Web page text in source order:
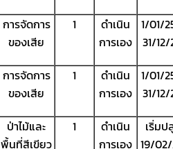
การจัดการ
ของเสีย
1
ดำเนิน
การเอง
1/01/
31/
การจัดการ
ของเสีย
1
ดำเนิน
การเอง
1/01/
31/
ป่าไม้และ
พื้นที่สีเขียว
1
ดำเนิน
การเอง
เริ่ม
19/